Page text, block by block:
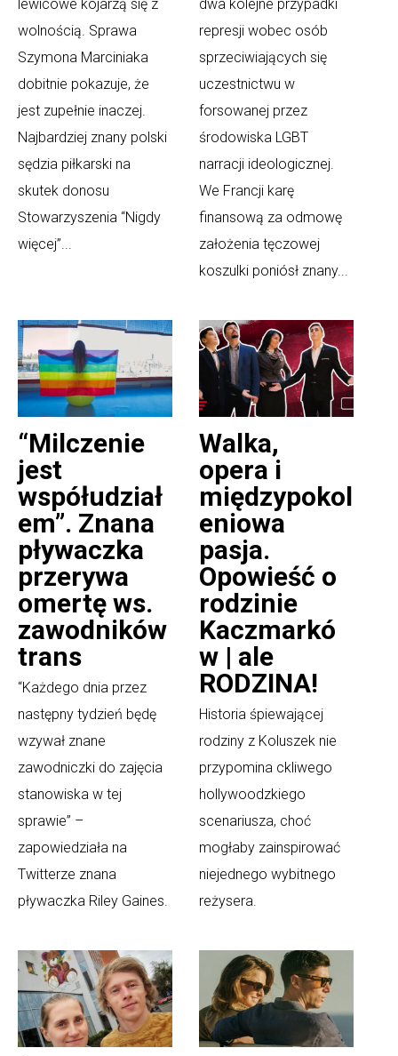
lewicowe kojarzą się z
wolnością. Sprawa
Szymona Marciniaka
dobitnie pokazuje, że
jest zupełnie inaczej.
Najbardziej znany polski
sędzia piłkarski na
skutek donosu
Stowarzyszenia “Nigdy
więcej”...
dwa kolejne przypadki
represji wobec osób
sprzeciwiających się
uczestnictwu w
forsowanej przez
środowiska LGBT
narracji ideologicznej.
We Francji karę
finansową za odmowę
założenia tęczowej
koszulki poniósł znany...
“Milczenie
jest
współudział
em”. Znana
pływaczka
przerywa
omertę ws.
zawodników
trans
“Każdego dnia przez
następny tydzień będę
wzywał znane
zawodniczki do zajęcia
stanowiska w tej
sprawie” –
zapowiedziała na
Twitterze znana
pływaczka Riley Gaines.
Walka,
opera i
międzypokol
eniowa
pasja.
Opowieść o
rodzinie
Kaczmarkó
w | ale
RODZINA!
Historia śpiewającej
rodziny z Koluszek nie
przypomina ckliwego
hollywoodzkiego
scenariusza, choć
mogłaby zainspirować
niejednego wybitnego
reżysera.